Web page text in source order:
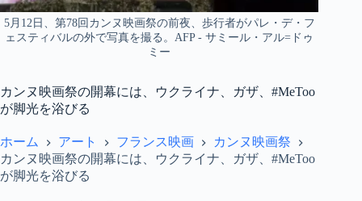
5月12日、第78回カンヌ映画祭の前夜、歩行者がパレ・デ・フ
ェスティバルの外で写真を撮る。AFP - サミール・アル=ドゥ
ミー
カンヌ映画祭の開幕には、ウクライナ、ガザ、#MeToo
が脚光を浴びる
ホーム アート フランス映画
カンヌ映画祭
カンヌ映画祭の開幕には、ウクライナ、ガザ、#MeToo
が脚光を浴びる